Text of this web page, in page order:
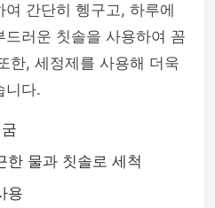
간단히 헹구고, 하루에
러운 칫솔을 사용하여 꼼
한, 세정제를 사용해 더욱
니다.
한 물과 칫솔로 세척
용